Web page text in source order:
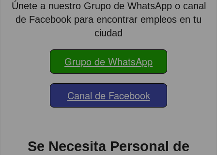
Únete a nuestro Grupo de WhatsApp o canal
de Facebook para encontrar empleos en tu
ciudad
Grupo de WhatsApp
Canal de Facebook
Se Necesita Personal de